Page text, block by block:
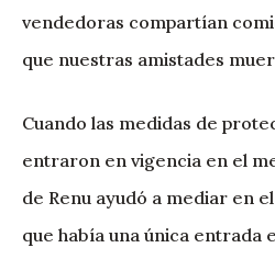
vendedoras compartían
que nuestras amistades
Cuando las medidas de
entraron en vigencia en el
de Renu ayudó a mediar en
que había una única entrada